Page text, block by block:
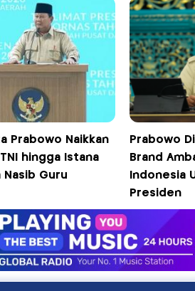
Prabowo Naikkan
hingga Istana
Nasib Guru
Prabowo
Brand
Indonesia
Presiden